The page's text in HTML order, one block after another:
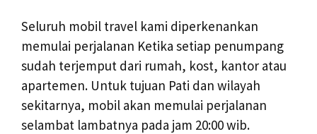
Seluruh mobil travel kami diperkenankan
memulai perjalanan Ketika setiap penumpang
sudah terjemput dari rumah, kost, kantor atau
apartemen. Untuk tujuan Pati dan wilayah
sekitarnya, mobil akan memulai perjalanan
selambat lambatnya pada jam 20:00 wib.